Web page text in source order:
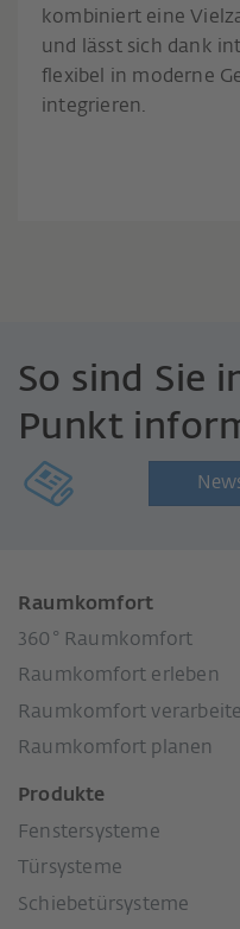
kombiniert eine
und lässt sich dank
flexibel in moderne
integrieren.
So sind Sie
Punkt
Raumkomfort
360° Raumkomfort
Raumkomfort erleben
Raumkomfort
Raumkomfort planen
Produkte
Fenstersysteme
Türsysteme
Schiebetürsysteme